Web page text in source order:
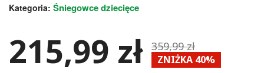
Kategoria: Śniegowce dziecięce
215,99 zł 359,99 zł
ZNIŻKA 40%